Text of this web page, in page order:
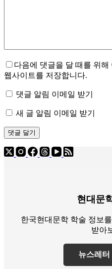
다음에 댓글을 달 때를 위
웹사이트를 저장합니다.
댓글 알림 이메일 받기
새 글 알림 이메일 받기
댓글 달기
현대문
한국현대문학 학술 정보
받아
뉴스레터